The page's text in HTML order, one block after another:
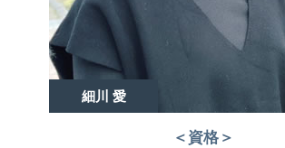
細川 愛
＜資格＞